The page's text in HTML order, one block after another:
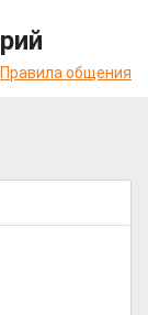
Правила общения